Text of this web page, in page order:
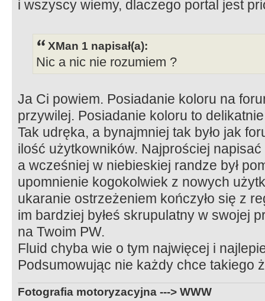
i wszyscy wiemy, dlaczego portal jest
XMan 1 napisał(a):
Nic a nic nie rozumiem ?
Ja Ci powiem. Posiadanie koloru na
przywilej. Posiadanie koloru to
Tak udręka, a bynajmniej tak było jak
ilość użytkowników. Najprościej
a wcześniej w niebieskiej randze był
upomnienie kogokolwiek z nowych
ukaranie ostrzeżeniem kończyło się z
im bardziej byłeś skrupulatny w swojej
na Twoim PW.
Fluid chyba wie o tym najwięcej i
Podsumowując nie każdy chce takiego
Fotografia motoryzacyjna ---> WWW